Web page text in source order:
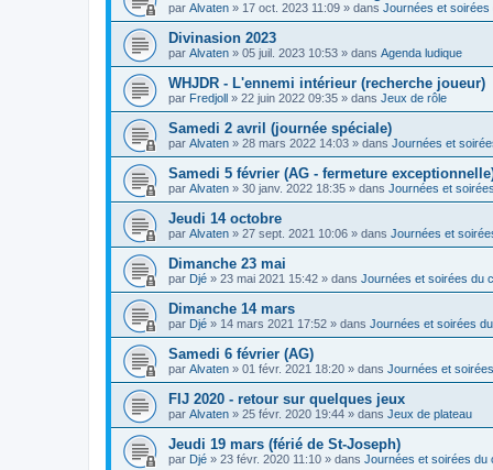
par Alvaten » 17 oct. 2023 11:09 » dans Journées et soirées
Divinasion 2023
par Alvaten » 05 juil. 2023 10:53 » dans Agenda ludique
WHJDR - L'ennemi intérieur (recherche joueur)
par Fredjoll » 22 juin 2022 09:35 » dans Jeux de rôle
Samedi 2 avril (journée spéciale)
par Alvaten » 28 mars 2022 14:03 » dans Journées et
Samedi 5 février (AG - fermeture
par Alvaten » 30 janv. 2022 18:35 » dans Journées et
Jeudi 14 octobre
par Alvaten » 27 sept. 2021 10:06 » dans Journées et
Dimanche 23 mai
par Djé » 23 mai 2021 15:42 » dans Journées et soirées du
Dimanche 14 mars
par Djé » 14 mars 2021 17:52 » dans Journées et soirées
Samedi 6 février (AG)
par Alvaten » 01 févr. 2021 18:20 » dans Journées et
FIJ 2020 - retour sur quelques jeux
par Alvaten » 25 févr. 2020 19:44 » dans Jeux de plateau
Jeudi 19 mars (férié de St-Joseph)
par Djé » 23 févr. 2020 11:10 » dans Journées et soirées du